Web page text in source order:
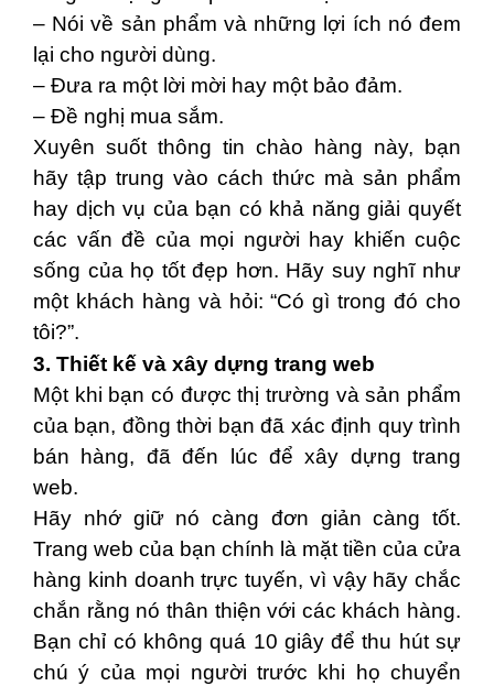
– Nói về sản phẩm và những lợi ích nó đem
lại cho người dùng.
– Đưa ra một lời mời hay một bảo đảm.
– Đề nghị mua sắm.
Xuyên suốt thông tin chào hàng này, bạn
hãy tập trung vào cách thức mà sản phẩm
hay dịch vụ của bạn có khả năng giải quyết
các vấn đề của mọi người hay khiến cuộc
sống của họ tốt đẹp hơn. Hãy suy nghĩ như
một khách hàng và hỏi: “Có gì trong đó cho
tôi?”.
3. Thiết kế và xây dựng trang web
Một khi bạn có được thị trường và sản phẩm
của bạn, đồng thời bạn đã xác định quy trình
bán hàng, đã đến lúc để xây dựng trang
web.
Hãy nhớ giữ nó càng đơn giản càng tốt.
Trang web của bạn chính là mặt tiền của cửa
hàng kinh doanh trực tuyến, vì vậy hãy chắc
chắn rằng nó thân thiện với các khách hàng.
Bạn chỉ có không quá 10 giây để thu hút sự
chú ý của mọi người trước khi họ chuyển